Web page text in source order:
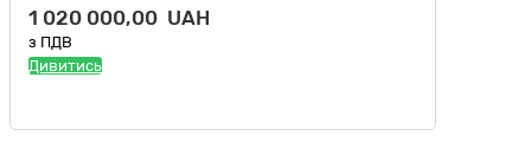
1 020 000,00 UAH
з ПДВ
Дивитись